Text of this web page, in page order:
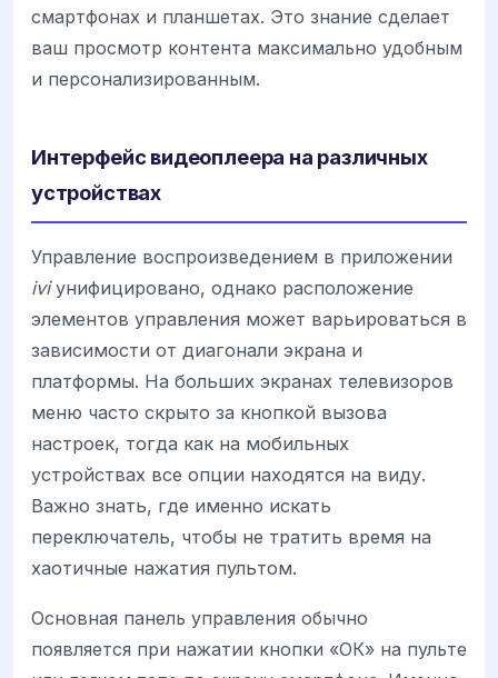
смартфонах и планшетах. Это знание сделает
ваш просмотр контента максимально удобным
и персонализированным.
Интерфейс видеоплеера на различных
устройствах
Управление воспроизведением в приложении
iviунифицировано, однако расположение
элементов управления может варьироваться в
зависимости от диагонали экрана и
платформы. На больших экранах телевизоров
меню часто скрыто за кнопкой вызова
настроек, тогда как на мобильных
устройствах все опции находятся на виду.
Важно знать, где именно искать
переключатель, чтобы не тратить время на
хаотичные нажатия пультом.
Основная панель управления обычно
появляется при нажатии кнопки «ОК» на пульте